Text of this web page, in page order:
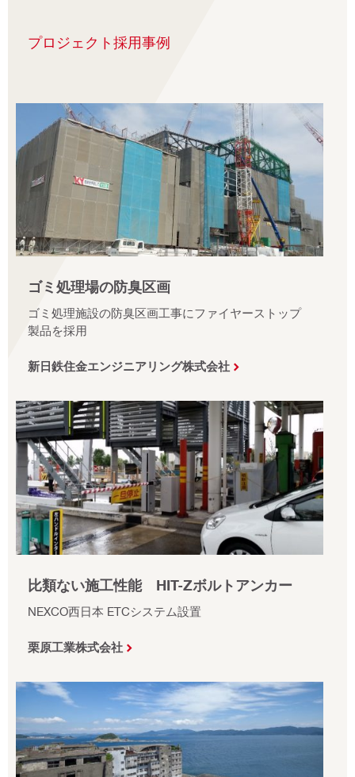
プロジェクト採用事例
ゴミ処理場の防臭区画
ゴミ処理施設の防臭区画工事にファイヤーストップ
製品を採用
新日鉄住金エンジニアリング株式会社
比類ない施工性能 HIT-Zボルトアンカー
NEXCO西日本 ETCシステム設置
栗原工業株式会社